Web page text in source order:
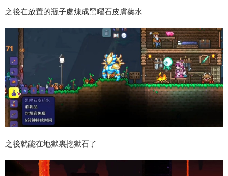
之後在放置的瓶子處煉成黑曜石皮膚藥水
之後就能在地獄裏挖獄石了